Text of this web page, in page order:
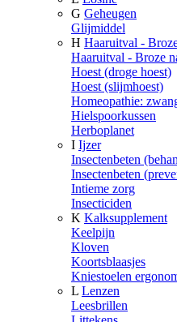
G Geheugen
Glijmiddel
H Haaruitval -
Haaruitval - Broze
Hoest (droge hoest)
Hoest (slijmhoest)
Homeopathie:
Hielspoorkussen
Herboplanet
I Ijzer
Insectenbeten
Insectenbeten
Intieme zorg
Insecticiden
K Kalksupplement
Keelpijn
Kloven
Koortsblaasjes
Kniestoelen
L Lenzen
Leesbrillen